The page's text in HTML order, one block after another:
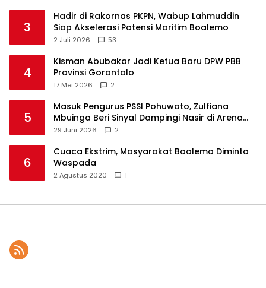
3
Hadir di Rakornas PKPN, Wabup Lahmuddin
Siap Akselerasi Potensi Maritim Boalemo
2 Juli 2026 53
4
Kisman Abubakar Jadi Ketua Baru DPW PBB
Provinsi Gorontalo
17 Mei 2026 2
5
Masuk Pengurus PSSI Pohuwato, Zulfiana
Mbuinga Beri Sinyal Dampingi Nasir di Arena
Politik ?
29 Juni 2026 2
6
Cuaca Ekstrim, Masyarakat Boalemo Diminta
Waspada
2 Agustus 2020 1